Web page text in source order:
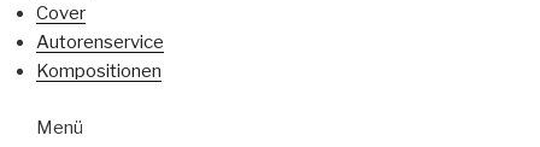
Cover
Autorenservice
Kompositionen
Menü